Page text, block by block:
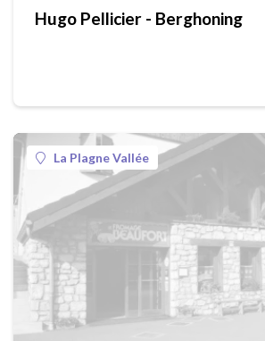
Hugo Pellicier - Berghoning
La Plagne Vallée